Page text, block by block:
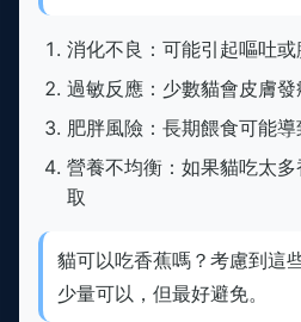
消化不良：可能引起嘔吐或
過敏反應：少數貓會皮膚
肥胖風險：長期餵食可能
營養不均衡：如果貓吃太
取
貓可以吃香蕉嗎？考慮到這
少量可以，但最好避免。